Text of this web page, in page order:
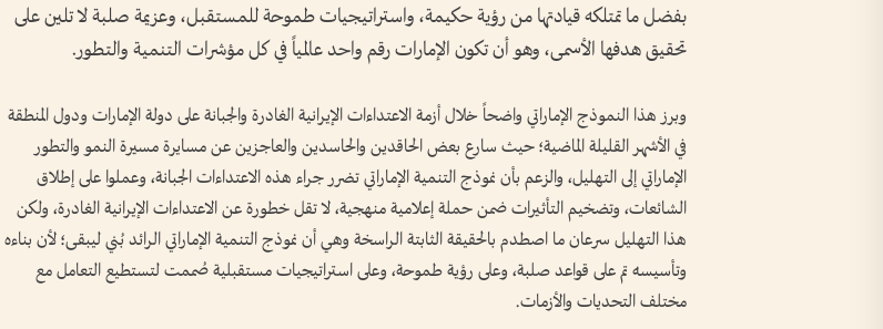
بفضل ما تمتلكه قيادتها من رؤية حكيمة، واستراتيجيات طموحة للمستقبل، وعزيمة صلبة لا تلين على
تحقيق هدفها الأسمى، وهو أن تكون الإمارات رقم واحد عالمياً في كل مؤشرات التنمية والتطور.
وبرز هذا النموذج الإماراتي واضحاً خلال أزمة الاعتداءات الإيرانية الغادرة والجبانة على دولة الإمارات ودول المنطقة
في الأشهر القليلة الماضية؛ حيث سارع بعض الحاقدين والحاسدين والعاجزين عن مسايرة مسيرة النمو والتطور
الإماراتي إلى التهليل، والزعم بأن نموذج التنمية الإماراتي تضرر جراء هذه الاعتداءات الجبانة، وعملوا على إطلاق
الشائعات، وتضخيم التأثيرات ضمن حملة إعلامية منهجية، لا تقل خطورة عن الاعتداءات الإيرانية الغادرة، ولكن
هذا التهليل سرعان ما اصطدم بالحقيقة الثابتة الراسخة وهي أن نموذج التنمية الإماراتي الرائد بُني ليبقى؛ لأن بناءه
وتأسيسه تم على قواعد صلبة، وعلى رؤية طموحة، وعلى استراتيجيات مستقبلية صُممت لتستطيع التعامل مع
مختلف التحديات والأزمات.